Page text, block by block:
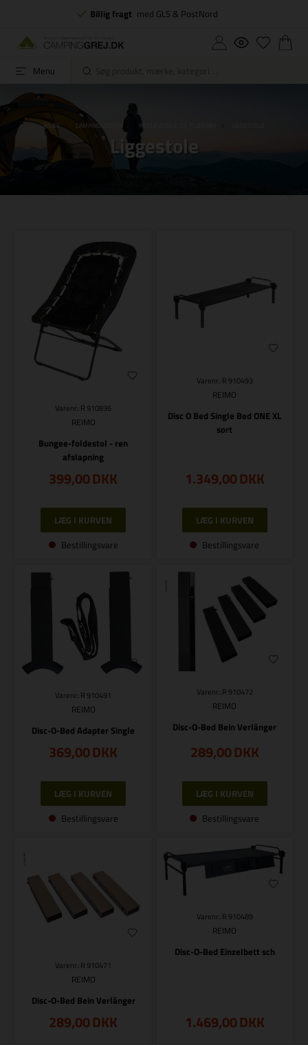
Billig fragt med GLS & PostNord
Menu
FORSIDE CAMPINGUDSTYR RESERVEDELE OG TILBEHØR
Liggestole
Varenr.: R 910836
REIMO
Bungee-foldestol - ren
afslapning
399,00DKK
Bestillingsvare
Varenr.: R 910493
REIMO
Disc O Bed Single Bed ONE XL
sort
1.349,00DKK
Bestillingsvare
Varenr.: R 910491
REIMO
Disc-O-Bed Adapter Single
369,00DKK
Bestillingsvare
Varenr.: R 910472
REIMO
Disc-O-Bed Bein Verlänger
289,00DKK
Bestillingsvare
Varenr.: R 910471
REIMO
Disc-O-Bed Bein Verlänger
289,00DKK
Varenr.: R 910489
REIMO
Disc-O-Bed Einzelbett sch
1.469,00DKK